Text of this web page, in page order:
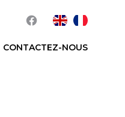
CONTACTEZ-NOUS